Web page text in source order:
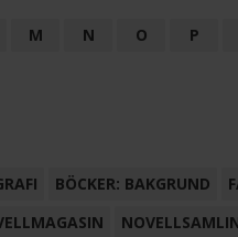
M N O P
BÖCKER: BAKGRUND